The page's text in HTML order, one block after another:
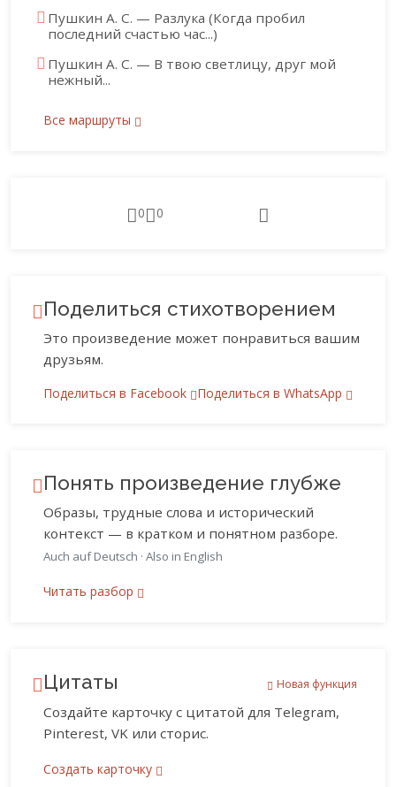
Пушкин А. С. — Разлука (Когда пробил
последний счастью час...)
Пушкин А. С. — В твою светлицу, друг мой
нежный...
Все маршруты
0 0
Поделиться стихотворением
Это произведение может понравиться вашим
друзьям.
Поделиться в Facebook Поделиться в WhatsApp
Понять произведение глубже
Образы, трудные слова и исторический
контекст — в кратком и понятном разборе.
Auch auf Deutsch · Also in English
Читать разбор
Цитаты Новая функция
Создайте карточку с цитатой для Telegram,
Pinterest, VK или сторис.
Создать карточку